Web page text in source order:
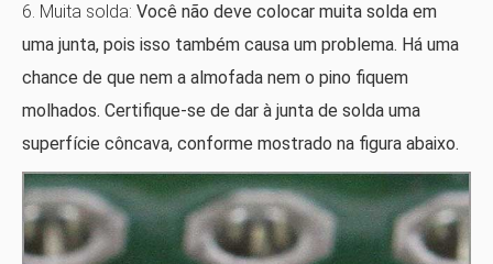
6. Muita solda: Você não deve colocar muita solda em
uma junta, pois isso também causa um problema. Há uma
chance de que nem a almofada nem o pino fiquem
molhados. Certifique-se de dar à junta de solda uma
superfície côncava, conforme mostrado na figura abaixo.